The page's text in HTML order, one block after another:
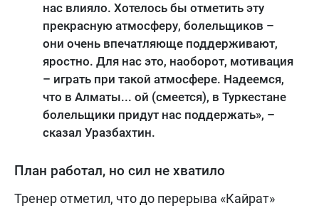
нас влияло. Хотелось бы отметить эту
прекрасную атмосферу, болельщиков –
они очень впечатляюще поддерживают,
яростно. Для нас это, наоборот, мотивация
– играть при такой атмосфере. Надеемся,
что в Алматы... ой (смеется), в Туркестане
болельщики придут нас поддержать», –
сказал Уразбахтин.
План работал, но сил не хватило
Тренер отметил, что до перерыва «Кайрат»